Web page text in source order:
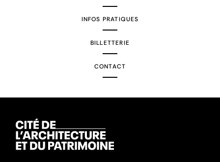
INFOS PRATIQUES
BILLETTERIE
CONTACT